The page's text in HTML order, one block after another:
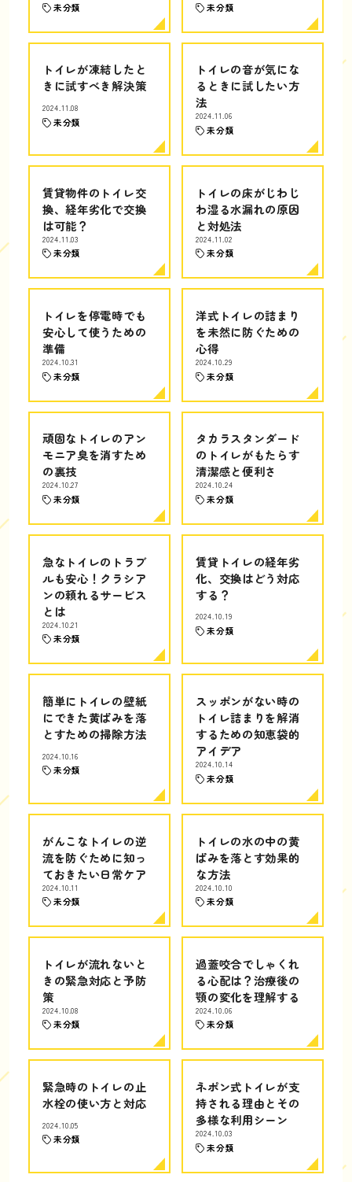
未分類 未分類
トイレが凍結したと
きに試すべき解決策
2024.11.08
未分類
トイレの音が気にな
るときに試したい方
法
2024.11.06
未分類
賃貸物件のトイレ交
換、経年劣化で交換
は可能？
2024.11.03
未分類
トイレの床がじわじ
わ湿る水漏れの原因
と対処法
2024.11.02
未分類
トイレを停電時でも
安心して使うための
準備
2024.10.31
未分類
洋式トイレの詰まり
を未然に防ぐための
心得
2024.10.29
未分類
頑固なトイレのアン
モニア臭を消すため
の裏技
2024.10.27
未分類
タカラスタンダード
のトイレがもたらす
清潔感と便利さ
2024.10.24
未分類
急なトイレのトラブ
ルも安心！クラシア
ンの頼れるサービス
とは
2024.10.21
未分類
賃貸トイレの経年劣
化、交換はどう対応
する？
2024.10.19
未分類
簡単にトイレの壁紙
にできた黄ばみを落
とすための掃除方法
2024.10.16
未分類
スッポンがない時の
トイレ詰まりを解消
するための知恵袋的
アイデア
2024.10.14
未分類
がんこなトイレの逆
流を防ぐために知っ
ておきたい日常ケア
2024.10.11
未分類
トイレの水の中の黄
ばみを落とす効果的
な方法
2024.10.10
未分類
トイレが流れないと
きの緊急対応と予防
策
2024.10.08
未分類
過蓋咬合でしゃくれ
る心配は？治療後の
顎の変化を理解する
2024.10.06
未分類
緊急時のトイレの止
水栓の使い方と対応
2024.10.05
未分類
ネポン式トイレが支
持される理由とその
多様な利用シーン
2024.10.03
未分類